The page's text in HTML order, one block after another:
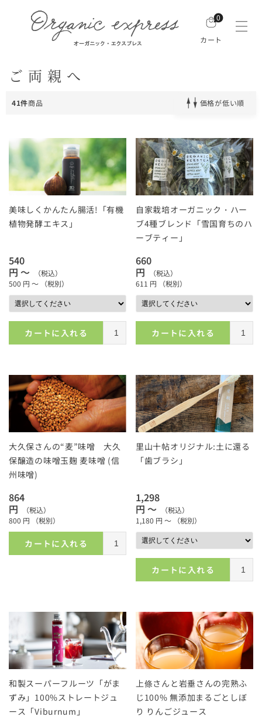
0
カート
ご両親へ
41件商品 価格が低い順
美味しくかんたん腸活!「有機
植物発酵エキス」
540
円 ～
（税込）
500 円 ～ （税別）
カートに入れる
自家栽培オーガニック・ハー
ブ4種ブレンド「雪国育ちのハ
ーブティー」
660
円
（税込）
611 円 （税別）
カートに入れる
大久保さんの“麦”味噌 大久
保醸造の味噌玉麹 麦味噌 (信
州味噌)
864
円
（税込）
800 円 （税別）
カートに入れる
里山十帖オリジナル:土に還る
「歯ブラシ」
1,298
円 ～
（税込）
1,180 円 ～ （税別）
カートに入れる
和製スーパーフルーツ「がま
ずみ」100%ストレートジュ
ース「Viburnum」
上條さんと岩垂さんの完熟ふ
じ100% 無添加まるごとしぼ
り りんごジュース